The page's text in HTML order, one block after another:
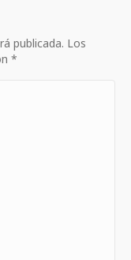
publicada. Los
*